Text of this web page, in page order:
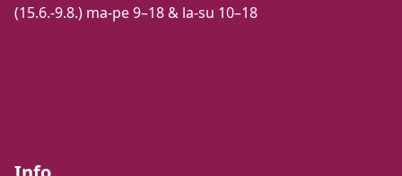
(15.6.-9.8.) ma-pe 9–18 & la-su 10–18